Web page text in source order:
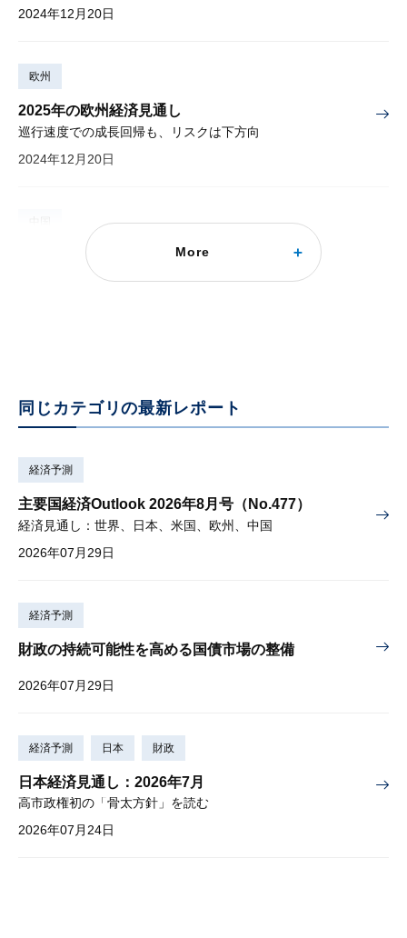
2024年12月20日
欧州
2025年の欧州経済見通し
巡行速度での成長回帰も、リスクは下方向
2024年12月20日
2025年の中国経済見通し
注目点は①不動産不況の行方、②トランプ2.0 vs 内需拡大
More
同じカテゴリの最新レポート
経済予測
主要国経済Outlook 2026年8月号（No.477）
経済見通し：世界、日本、米国、欧州、中国
2026年07月29日
経済予測
財政の持続可能性を高める国債市場の整備
2026年07月29日
経済予測 日本 財政
日本経済見通し：2026年7月
高市政権初の「骨太方針」を読む
2026年07月24日